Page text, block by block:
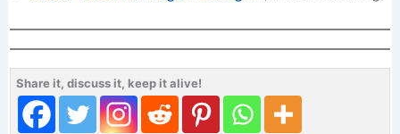
Share it, discuss it, keep it alive!